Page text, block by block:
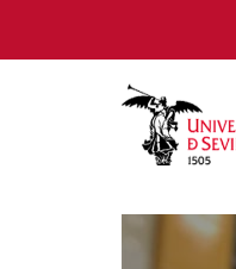
contenido